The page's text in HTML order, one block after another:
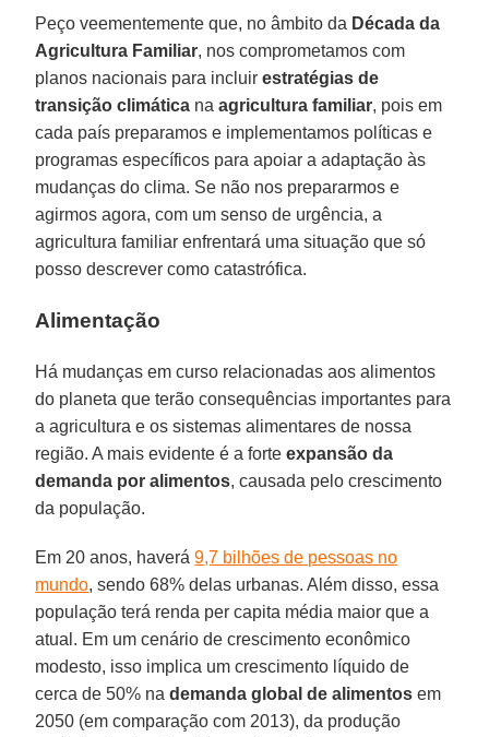
Peço veementemente que, no âmbito da Década da
Agricultura Familiar, nos comprometamos com
planos nacionais para incluirestratégias de
transição climática naagricultura familiar, pois em
cada país preparamos e implementamos políticas e
programas específicos para apoiar a adaptação às
mudanças do clima. Se não nos prepararmos e
agirmos agora, com um senso de urgência, a
agricultura familiar enfrentará uma situação que só
posso descrever como catastrófica.
Alimentação
Há mudanças em curso relacionadas aos alimentos
do planeta que terão consequências importantes para
a agricultura e os sistemas alimentares de nossa
região. A mais evidente é a forteexpansão da
demanda por alimentos, causada pelo crescimento
da população.
Em 20 anos, haverá9,7 bilhões de pessoas no
mundo, sendo 68% delas urbanas. Além disso, essa
população terá renda per capita média maior que a
atual. Em um cenário de crescimento econômico
modesto, isso implica um crescimento líquido de
cerca de 50% nademanda global de alimentos em
2050 (em comparação com 2013), da produção